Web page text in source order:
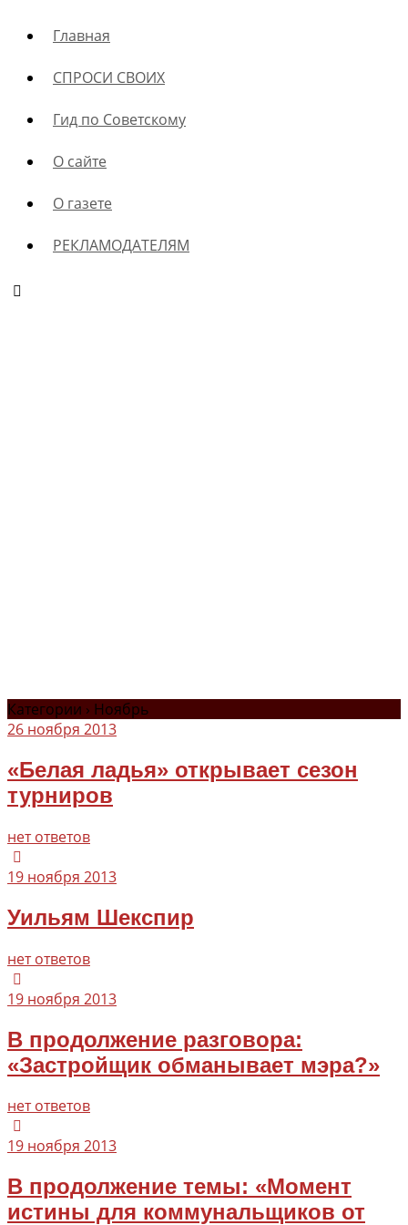
Главная
СПРОСИ СВОИХ
Гид по Советскому
О сайте
О газете
РЕКЛАМОДАТЕЛЯМ
Категории › Ноябрь
26 ноября 2013
«Белая ладья» открывает сезон
турниров
нет ответов
19 ноября 2013
Уильям Шекспир
нет ответов
19 ноября 2013
В продолжение разговора:
«Застройщик обманывает мэра?»
нет ответов
19 ноября 2013
В продолжение темы: «Момент
истины для коммунальщиков от